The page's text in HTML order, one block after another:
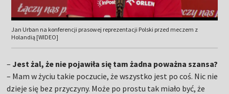
Jan Urban na konferencji prasowej reprezentacji Polski przed meczem z
Holandią [WIDEO]
– Jest żal, że nie pojawiła się tam żadna poważna szansa?
– Mam w życiu takie poczucie, że wszystko jest po coś. Nic nie
dzieje się bez przyczyny. Może po prostu tak miało być, że